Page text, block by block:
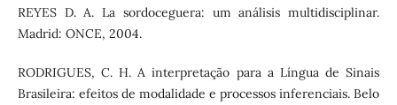
REYES D. A. La sordoceguera: um análisis multidisciplinar.
Madrid: ONCE, 2004.
RODRIGUES, C. H. A interpretação para a Língua de Sinais
Brasileira: efeitos de modalidade e processos inferenciais. Belo